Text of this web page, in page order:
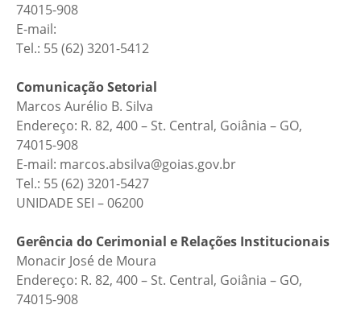
74015-908
E-mail:
Tel.: 55 (62) 3201-5412
Comunicação Setorial
Marcos Aurélio B. Silva
Endereço: R. 82, 400 – St. Central, Goiânia – GO,
74015-908
E-mail: marcos.absilva@goias.gov.br
Tel.: 55 (62) 3201-5427
UNIDADE SEI – 06200
Gerência do Cerimonial e Relações Institucionais
Monacir José de Moura
Endereço: R. 82, 400 – St. Central, Goiânia – GO,
74015-908